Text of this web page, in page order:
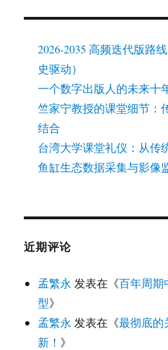
2026-2035 高频迭代版路
史驱动）
一个数字出版人的未来十
竺家宁教授的课堂细节：
结合
台湾大学课堂礼仪：从传
鱼缸生态数据采集与影像
近期评论
孟繁永 发表在《百年周期
型》
孟繁永 发表在《最彻底的
新！ 》